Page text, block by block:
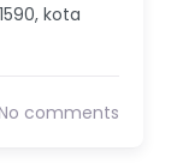
kota
comments